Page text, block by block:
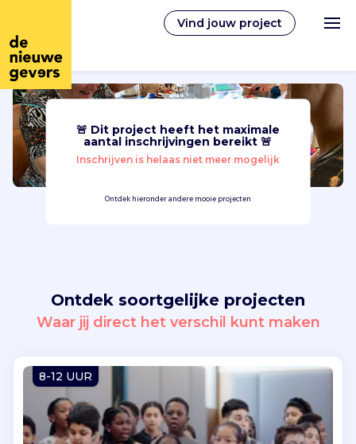
Vind jouw project
Nederlands
Vrijwilligerswerk
Vind jouw project
Inloggen
🚨 Dit project heeft het maximale
aantal inschrijvingen bereikt 🚨
Inschrijven is helaas niet meer mogelijk
Ontdek hieronder andere mooie projecten
Ontdek soortgelijke projecten
Waar jij direct het verschil kunt maken
8-12 UUR